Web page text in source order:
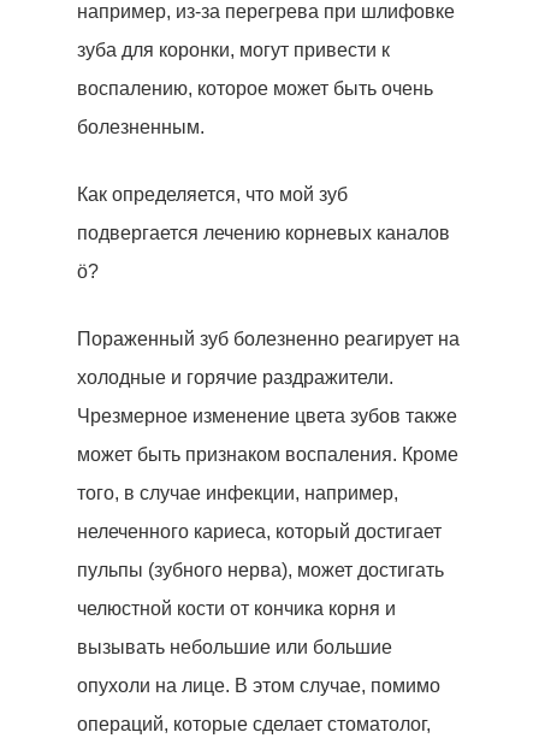
например, из-за перегрева при шлифовке
зуба для коронки, могут привести к
воспалению, которое может быть очень
болезненным.
Как определяется, что мой зуб
подвергается лечению корневых каналов
ö?
Пораженный зуб болезненно реагирует на
холодные и горячие раздражители.
Чрезмерное изменение цвета зубов также
может быть признаком воспаления. Кроме
того, в случае инфекции, например,
нелеченного кариеса, который достигает
пульпы (зубного нерва), может достигать
челюстной кости от кончика корня и
вызывать небольшие или большие
опухоли на лице. В этом случае, помимо
операций, которые сделает стоматолог,